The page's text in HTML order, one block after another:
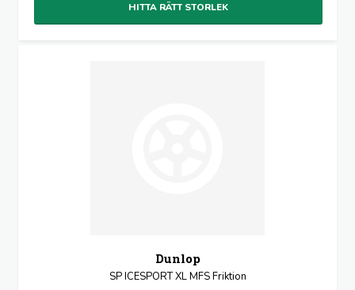
HITTA RÄTT STORLEK
Dunlop
SP ICESPORT XL MFS Friktion